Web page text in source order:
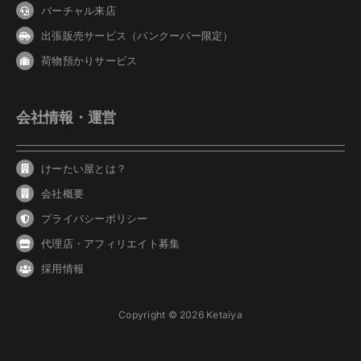
バーチャル来店
出張販売サービス（バンクーバー限定）
荷物預かりサービス
会社情報・運営
けーたい屋とは？
会社概要
プライバシーポリシー
代理店・アフィリエイト募集
採用情報
Copyright © 2026 Ketaiya